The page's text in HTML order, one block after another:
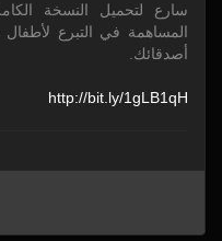
سارع لتحميل النسخة
المساهمة في التبرع
أصدقائك.
http://bit.ly/1gLB1qH